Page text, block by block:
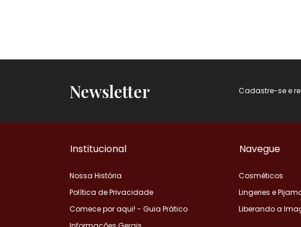
Newsletter Cadastre-se e
Institucional
Nossa História
Política de Privacidade
Comece por aqui! - Guia Prático
Navegue
Cosméticos
Lingeries e
Liberando a